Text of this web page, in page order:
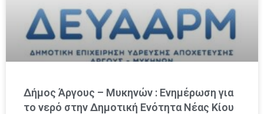
Δήμος Άργους – Μυκηνών : Ενημέρωση για
το νερό στην Δημοτική Ενότητα Νέας Κίου